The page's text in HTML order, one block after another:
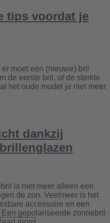
tips voordat je
moet een (nieuwe) bril
de eerste bril, of de sterkte
het oude model je niet meer
dankzij
is niet meer alleen een
de zon. Veelmeer is het
accessoire en een
gepolariseerde zonnebril